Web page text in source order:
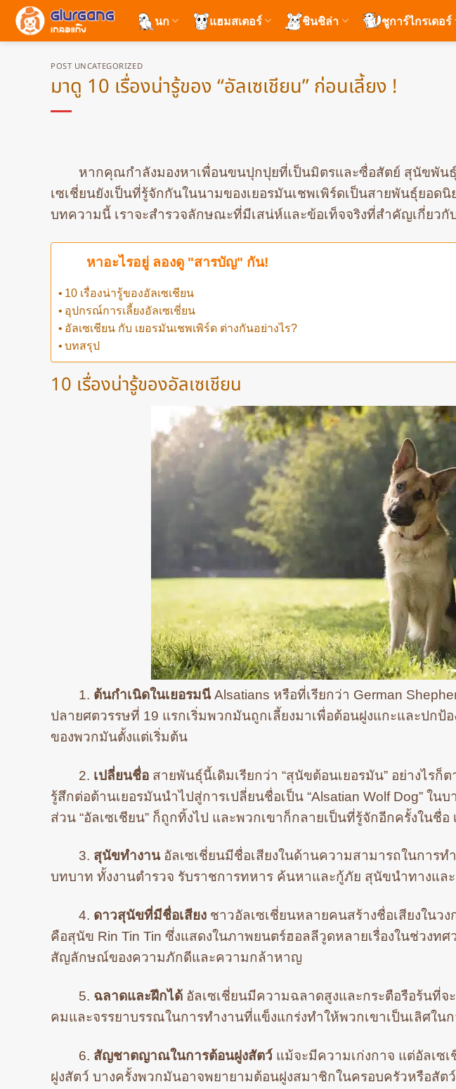
ข้าม
ยัง
นก แฮมสเตอร์ ชินชิล่า ชูการ์ไกรเดอร์
POST UNCATEGORIZED
มาดู 10 เรื่องน่ารู้ของ “อัลเซเชียน” ก่อนเลี้ยง !
หากคุณกำลังมองหาเพื่อนขนปุกปุยที่เป็นมิตรและซื่อสัตย์ สุนัขพัน
เซเชี่ยนยังเป็นที่รู้จักกันในนามของเยอรมันเชพเพิร์ดเป็นสายพันธุ์ยอด
บทความนี้ เราจะสำรวจลักษณะที่มีเสน่ห์และข้อเท็จจริงที่สำคัญเกี่ยว
หาอะไรอยู่ ลองดู "สารบัญ" กัน!
10 เรื่องน่ารู้ของอัลเซเชียน
อุปกรณ์การเลี้ยงอัลเซเชี่ยน
อัลเซเชียน กับ เยอรมันเชพเพิร์ด ต่างกันอย่างไร?
บทสรุป
10 เรื่องน่ารู้ของอัลเซเชียน
1. ต้นกำเนิดในเยอรมนีAlsatians หรือที่เรียกว่า German
ปลายศตวรรษที่ 19 แรกเริ่มพวกมันถูกเลี้ยงมาเพื่อต้อนฝูงแกะและปกป้
ของพวกมันตั้งแต่เริ่มต้น
2. เปลี่ยนชื่อ สายพันธุ์นี้เดิมเรียกว่า “สุนัขต้อนเยอรมัน” อย่างไรก็
รู้สึกต่อต้านเยอรมันนำไปสู่การเปลี่ยนชื่อเป็น “Alsatian Wolf Dog” ใน
ส่วน “อัลเซเชียน” ก็ถูกทิ้งไป และพวกเขาก็กลายเป็นที่รู้จักอีกครั้งในชื่อ
3. สุนัขทำงานอัลเซเชี่ยนมีชื่อเสียงในด้านความสามารถในการท
บทบาท ทั้งงานตำรวจ รับราชการทหาร ค้นหาและกู้ภัย สุนัขนำทางแล
4. ดาวสุนัขที่มีชื่อเสียง ชาวอัลเซเชี่ยนหลายคนสร้างชื่อเสียงในว
คือสุนัข Rin Tin Tin ซึ่งแสดงในภาพยนตร์ฮอลลีวูดหลายเรื่องในช่วงท
สัญลักษณ์ของความภักดีและความกล้าหาญ
5. ฉลาดและฝึกได้ อัลเซเชี่ยนมีความฉลาดสูงและกระตือรือร้นที่จ
คมและจรรยาบรรณในการทำงานที่แข็งแกร่งทำให้พวกเขาเป็นเลิศใน
6. สัญชาตญาณในการต้อนฝูงสัตว์ แม้จะมีความเก่งกาจ แต่อัลเ
ฝูงสัตว์ บางครั้งพวกมันอาจพยายามต้อนฝูงสมาชิกในครอบครัวหรือสัตว์